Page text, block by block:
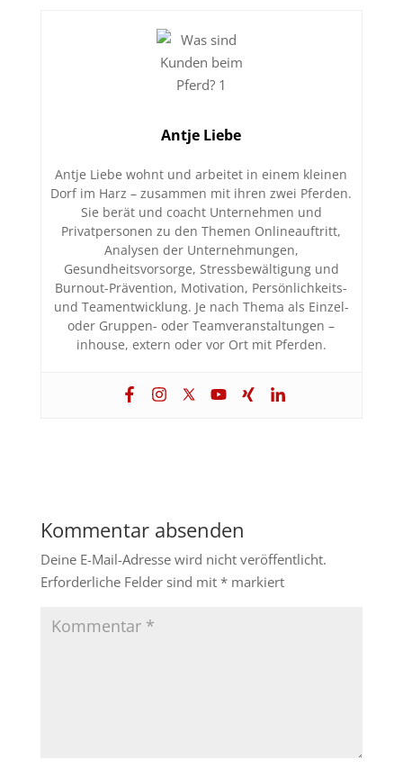
Antje Liebe
Antje Liebe wohnt und arbeitet in einem kleinen
Dorf im Harz – zusammen mit ihren zwei Pferden.
Sie berät und coacht Unternehmen und
Privatpersonen zu den Themen Onlineauftritt,
Analysen der Unternehmungen,
Gesundheitsvorsorge, Stressbewältigung und
Burnout-Prävention, Motivation, Persönlichkeits-
und Teamentwicklung. Je nach Thema als Einzel-
oder Gruppen- oder Teamveranstaltungen –
inhouse, extern oder vor Ort mit Pferden.
Kommentar absenden
Deine E-Mail-Adresse wird nicht veröffentlicht.
Erforderliche Felder sind mit *markiert